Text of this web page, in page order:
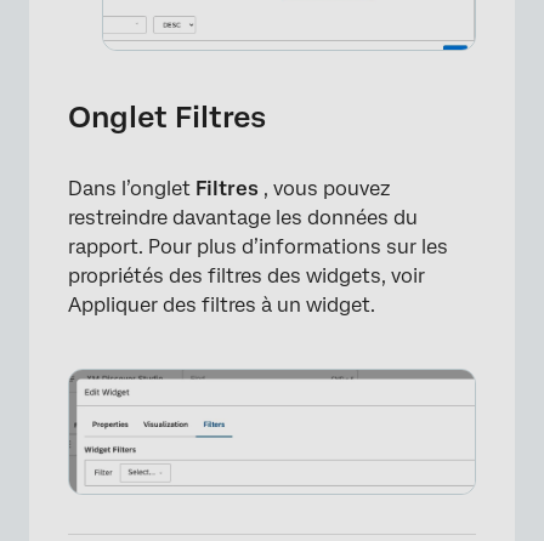
Onglet Filtres
Dans l’onglet Filtres , vous pouvez
restreindre davantage les données du
rapport. Pour plus d’informations sur les
propriétés des filtres des widgets, voir
Appliquer des filtres à un widget.